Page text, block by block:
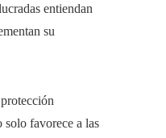
entiendan
su
solo favorece a las